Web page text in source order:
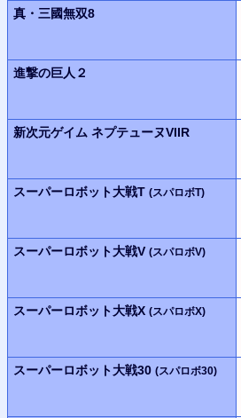
真・三國無双8
進撃の巨人２
新次元ゲイム ネプテューヌVIIR
スーパーロボット大戦T (スパロボT)
スーパーロボット大戦V (スパロボV)
スーパーロボット大戦X (スパロボX)
スーパーロボット大戦30 (スパロボ30)